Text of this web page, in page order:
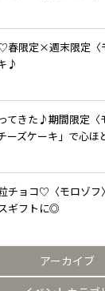
春限定×週末限定〈
♪
てきた♪期間限定〈
ーズケーキ」で心
チョコ♡〈モロゾフ
ギフトに◎
アーカイブ